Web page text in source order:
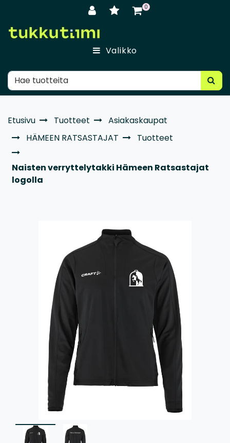
0
Valikko
Etusivu Tuotteet
Asiakaskaupat
HÄMEEN RATSASTAJAT
Tuotteet
Naisten verryttelytakki Hämeen Ratsastajat
logolla